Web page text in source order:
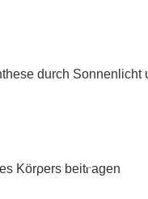
durch Sonnenlicht
Körρers beitⲅagen